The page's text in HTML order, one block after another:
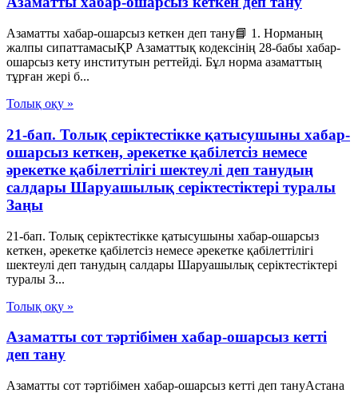
Азаматты хабар-ошарсыз кеткен деп тану📘 1. Норманың
жалпы сипаттамасыҚР Азаматтық кодексінің 28-бабы хабар-
ошарсыз кету институтын реттейді. Бұл норма азаматтың
тұрған жері б...
Толық оқу »
21-бап. Толық серiктестiкке қатысушыны хабар-
ошарсыз кеткен, әрекетке қабiлетсiз немесе
әрекетке қабiлеттiлiгi шектеулi деп танудың
салдары Шаруашылық серіктестіктері туралы
Заңы
21-бап. Толық серiктестiкке қатысушыны хабар-ошарсыз
кеткен, әрекетке қабiлетсiз немесе әрекетке қабiлеттiлiгi
шектеулi деп танудың салдары Шаруашылық серіктестіктері
туралы З...
Толық оқу »
Азаматты сот тәртібімен хабар-ошарсыз кетті
деп тану
Азаматты сот тәртібімен хабар-ошарсыз кетті деп тануАстана